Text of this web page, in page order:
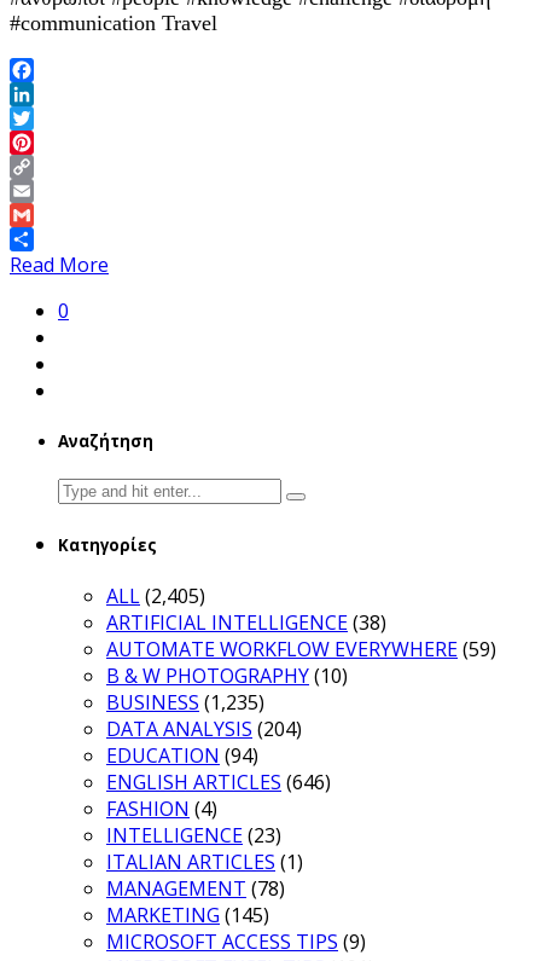
#communication Travel
Facebook
LinkedIn
Twitter
Pinterest
Copy
Link
Email
Gmail
Share
Read More
0
Αναζήτηση
Search
for:
Κατηγορίες
ALL(2,405)
ARTIFICIAL INTELLIGENCE(38)
AUTOMATE WORKFLOW EVERYWHERE(59)
B & W PHOTOGRAPHY(10)
BUSINESS (1,235)
DATA ANALYSIS (204)
EDUCATION (94)
ENGLISH ARTICLES (646)
FASHION (4)
INTELLIGENCE(23)
ITALIAN ARTICLES (1)
MANAGEMENT (78)
MARKETING (145)
MICROSOFT ACCESS TIPS (9)